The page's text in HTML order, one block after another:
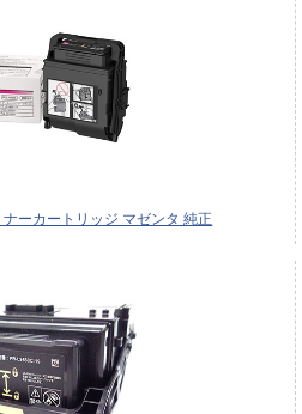
ーカートリッジ マゼンタ 純正